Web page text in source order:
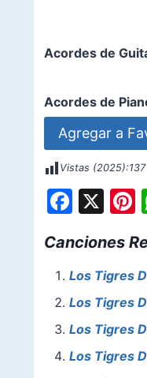
Acordes de
Acordes de
Agregar a
Vistas (2025):137
F
c
e
b
o
o
X
Canciones
Los Tigres
Los Tigres
Los Tigres
Los Tigres